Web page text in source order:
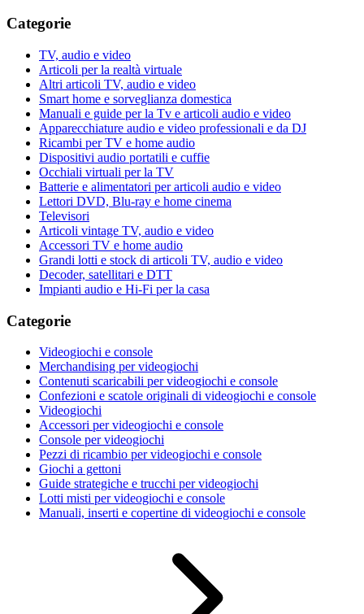
Categorie
TV, audio e video
Articoli per la realtà virtuale
Altri articoli TV, audio e video
Smart home e sorveglianza domestica
Manuali e guide per la Tv e articoli audio e video
Apparecchiature audio e video professionali e da DJ
Ricambi per TV e home audio
Dispositivi audio portatili e cuffie
Occhiali virtuali per la TV
Batterie e alimentatori per articoli audio e video
Lettori DVD, Blu-ray e home cinema
Televisori
Articoli vintage TV, audio e video
Accessori TV e home audio
Grandi lotti e stock di articoli TV, audio e video
Decoder, satellitari e DTT
Impianti audio e Hi-Fi per la casa
Categorie
Videogiochi e console
Merchandising per videogiochi
Contenuti scaricabili per videogiochi e console
Confezioni e scatole originali di videogiochi e console
Videogiochi
Accessori per videogiochi e console
Console per videogiochi
Pezzi di ricambio per videogiochi e console
Giochi a gettoni
Guide strategiche e trucchi per videogiochi
Lotti misti per videogiochi e console
Manuali, inserti e copertine di videogiochi e console